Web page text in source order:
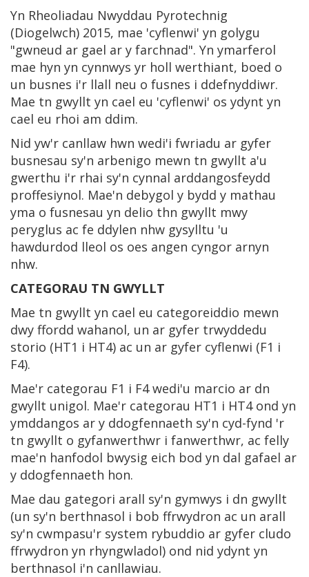
Yn Rheoliadau Nwyddau Pyrotechnig
(Diogelwch) 2015, mae 'cyflenwi' yn golygu
"gwneud ar gael ar y farchnad". Yn ymarferol
mae hyn yn cynnwys yr holl werthiant, boed o
un busnes i'r llall neu o fusnes i ddefnyddiwr.
Mae tn gwyllt yn cael eu 'cyflenwi' os ydynt yn
cael eu rhoi am ddim.
Nid yw'r canllaw hwn wedi'i fwriadu ar gyfer
busnesau sy'n arbenigo mewn tn gwyllt a'u
gwerthu i'r rhai sy'n cynnal arddangosfeydd
proffesiynol. Mae'n debygol y bydd y mathau
yma o fusnesau yn delio thn gwyllt mwy
peryglus ac fe ddylen nhw gysylltu 'u
hawdurdod lleol os oes angen cyngor arnyn
nhw.
CATEGORAU TN GWYLLT
Mae tn gwyllt yn cael eu categoreiddio mewn
dwy ffordd wahanol, un ar gyfer trwyddedu
storio (HT1 i HT4) ac un ar gyfer cyflenwi (F1 i
F4).
Mae'r categorau F1 i F4 wedi'u marcio ar dn
gwyllt unigol. Mae'r categorau HT1 i HT4 ond yn
ymddangos ar y ddogfennaeth sy'n cyd-fynd 'r
tn gwyllt o gyfanwerthwr i fanwerthwr, ac felly
mae'n hanfodol bwysig eich bod yn dal gafael ar
y ddogfennaeth hon.
Mae dau gategori arall sy'n gymwys i dn gwyllt
(un sy'n berthnasol i bob ffrwydron ac un arall
sy'n cwmpasu'r system rybuddio ar gyfer cludo
ffrwydron yn rhyngwladol) ond nid ydynt yn
berthnasol i'n canllawiau.